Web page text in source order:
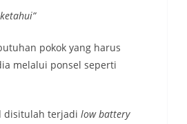
pokok yang harus
melalui ponsel seperti
disitulah terjadi low battery